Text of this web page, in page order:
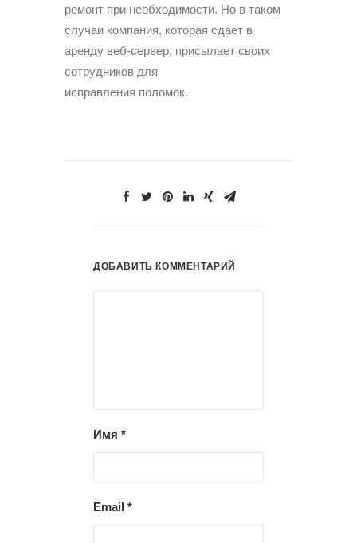
ремонт при необходимости. Но в таком
случаи компания, которая сдает в
аренду веб-сервер, присылает своих
сотрудников для
исправления поломок.
ДОБАВИТЬ КОММЕНТАРИЙ
Имя *
Email *